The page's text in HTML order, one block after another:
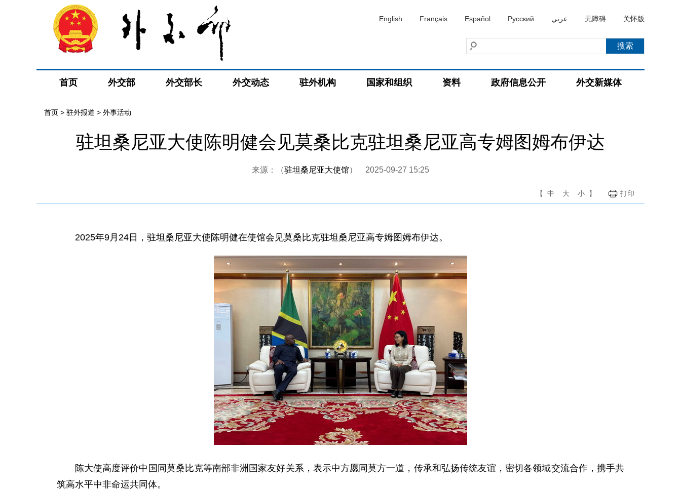
English Français Español Русский عربي 无障碍 关怀版
首页 外交部 外交部长 外交动态 驻外机构 国家和组织 资料 政府信息公开 外交新媒体
首页 > 驻外报道 > 外事活动
驻坦桑尼亚大使陈明健会见莫桑比克驻坦桑尼亚高专姆图姆布伊达
来源：（驻坦桑尼亚大使馆） 2025-09-27 15:25
【 中 大 小 】 打印
2025年9月24日，驻坦桑尼亚大使陈明健在使馆会见莫桑比克驻坦桑尼亚高专姆图姆布伊达。
陈大使高度评价中国同莫桑比克等南部非洲国家友好关系，表示中方愿同莫方一道，传承和弘扬传统友谊，密切各领域交流合作，携手共
筑高水平中非命运共同体。